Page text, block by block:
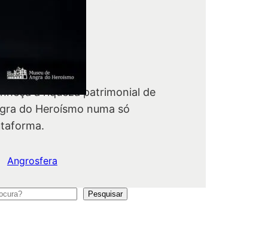
a riqueza patrimonial de
do Heroísmo numa só
Angrosfera
Pesquisar